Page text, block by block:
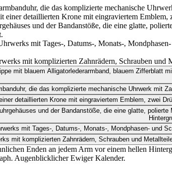
Augenblicklicher Ewiger Kalender.